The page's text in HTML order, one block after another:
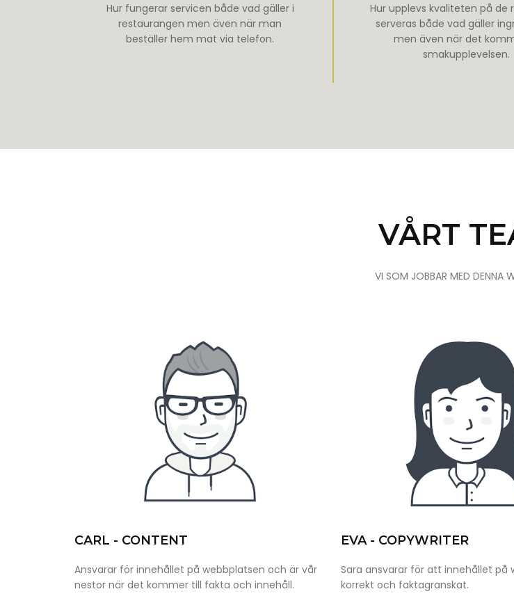
Hur fungerar servicen både vad gäller i
restaurangen men även när man
beställer hem mat via telefon.
Hur upplevs kvaliteten på de
serveras både vad gäller
men även när det
smakupplevelsen.
VÅRT
VI SOM JOBBAR MED DENNA
CARL - CONTENT
Ansvarar för innehållet på webbplatsen och är vår
nestor när det kommer till fakta och innehåll.
EVA - COPYWRITER
Sara ansvarar för att innehållet på
korrekt och faktagranskat.